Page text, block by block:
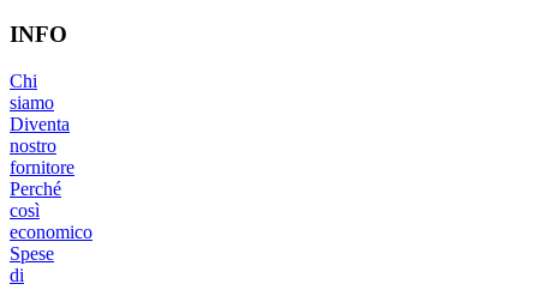
INFO
Chi
siamo
Diventa
nostro
fornitore
Perché
così
economico
Spese
di